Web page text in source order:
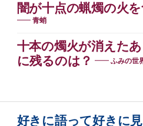
闇が十点の蝋燭の火を
青蛸
十本の燭火が消えた
に残るのは？
ふみの世
好きに語って好きに